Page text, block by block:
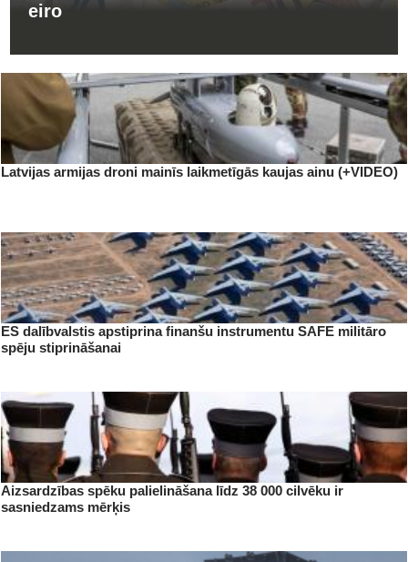
eiro
Latvijas armijas droni mainīs laikmetīgās kaujas ainu (+VIDEO)
ES dalībvalstis apstiprina finanšu instrumentu SAFE militāro
spēju stiprināšanai
Aizsardzības spēku palielināšana līdz 38 000 cilvēku ir
sasniedzams mērķis